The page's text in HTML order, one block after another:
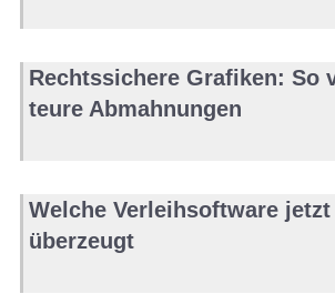
Rechtssichere Grafiken: So
teure Abmahnungen
Welche Verleihsoftware
überzeugt